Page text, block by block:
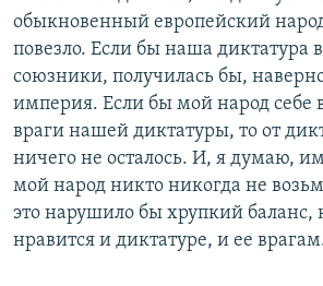
обыкновенный европейский
повезло. Если бы наша диктатура
союзники, получилась бы,
империя. Если бы мой народ себе
враги нашей диктатуры, то от
ничего не осталось. И, я думаю,
мой народ никто никогда не
это нарушило бы хрупкий баланс,
нравится и диктатуре, и ее